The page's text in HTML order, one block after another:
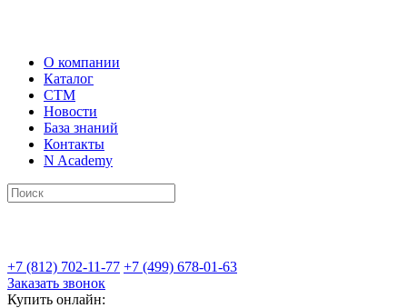
О компании
Каталог
СТМ
Новости
База знаний
Контакты
N Academy
+7 (812) 702-11-77 +7 (499) 678-01-63
Заказать звонок
Купить онлайн: